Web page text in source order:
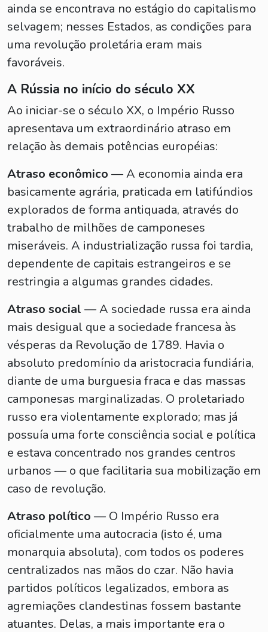
ainda se encontrava no estágio do capitalismo
selvagem; nesses Estados, as condições para
uma revolução proletária eram mais
favoráveis.
A Rússia no início do século XX
Ao iniciar-se o século XX, o Império Russo
apresentava um extraordinário atraso em
relação às demais potências européias:
Atraso econômico — A economia ainda era
basicamente agrária, praticada em latifúndios
explorados de forma antiquada, através do
trabalho de milhões de camponeses
miseráveis. A industrialização russa foi tardia,
dependente de capitais estrangeiros e se
restringia a algumas grandes cidades.
Atraso social — A sociedade russa era ainda
mais desigual que a sociedade francesa às
vésperas da Revolução de 1789. Havia o
absoluto predomínio da aristocracia fundiária,
diante de uma burguesia fraca e das massas
camponesas marginalizadas. O proletariado
russo era violentamente explorado; mas já
possuía uma forte consciência social e política
e estava concentrado nos grandes centros
urbanos — o que facilitaria sua mobilização em
caso de revolução.
Atraso político — O Império Russo era
oficialmente uma autocracia (isto é, uma
monarquia absoluta), com todos os poderes
centralizados nas mãos do czar. Não havia
partidos políticos legalizados, embora as
agremiações clandestinas fossem bastante
atuantes. Delas, a mais importante era o